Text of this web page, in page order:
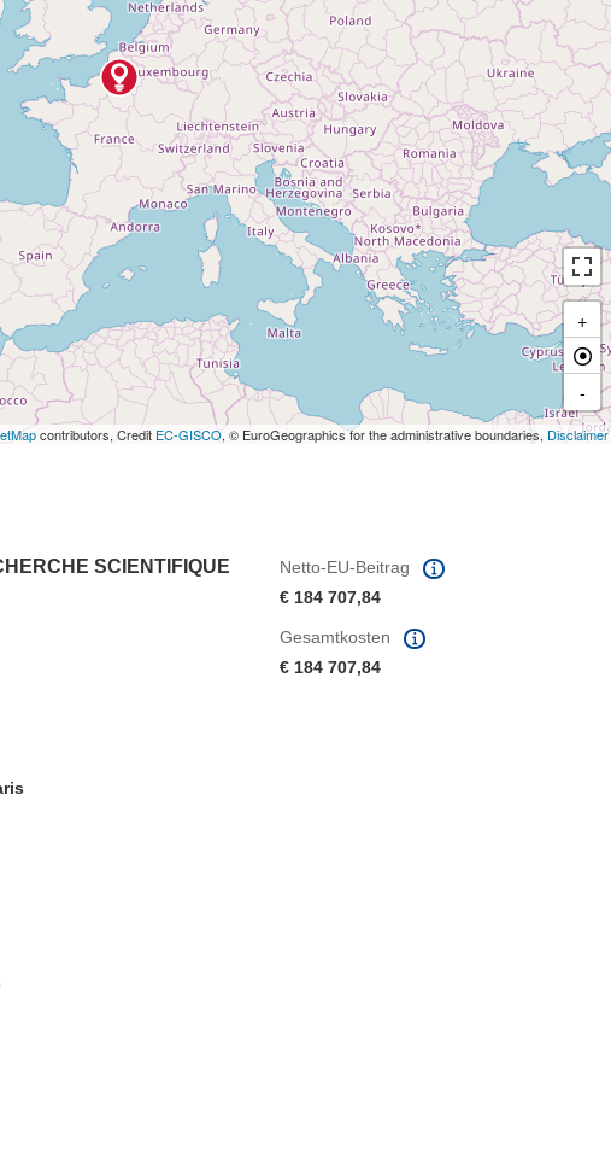
+
-
contributors, Credit EC-GISCO, © EuroGeographics for the administrative boundaries, Disclaimer
SCIENTIFIQUE
Netto-EU-Beitrag
€ 184 707,84
neuem Fenster)
in neuem Fenster)
in neuem Fenster)
Gesamtkosten
€ 184 707,84